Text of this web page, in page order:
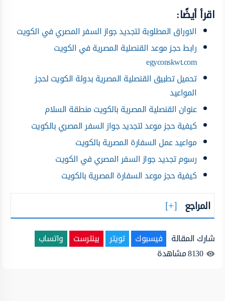
اقرأ أيضًا:
الاوراق المطلوبة لتجديد جواز السفر المصري في الكويت
رابط حجز موعد القنصلية المصرية في الكويت
egyconskwt.com
تحميل تطبيق القنصلية المصرية بدولة الكويت لحجز
المواعيد
عنوان القنصلية المصرية بالكويت منطقة السلام
كيفية حجز موعد لتجديد جواز السفر المصري بالكويت
مواعيد عمل السفارة المصرية بالكويت
رسوم تجديد جواز السفر المصري في الكويت
كيفية حجز موعد السفارة المصرية بالكويت
المراجع
شارك المقالة فيسبوك تويتر بينترست
واتساب
8130مشاهدة